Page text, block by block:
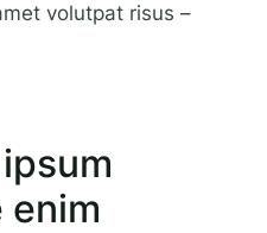
volutpat risus –
enim